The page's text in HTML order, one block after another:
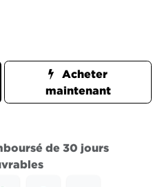
Acheter
maintenant
de 30 jours